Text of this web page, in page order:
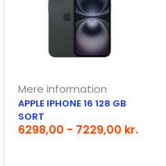
Mere information
APPLE IPHONE 16 128 GB
SORT
6298,00 - 7229,00 kr.